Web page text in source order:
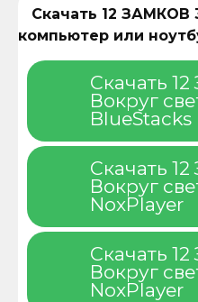
Скачать 12 ЗАМКОВ
компьютер или
Скачать
Вокруг
BlueStacks
Скачать
Вокруг
NoxPlayer
Скачать
Вокруг
NoxPlayer